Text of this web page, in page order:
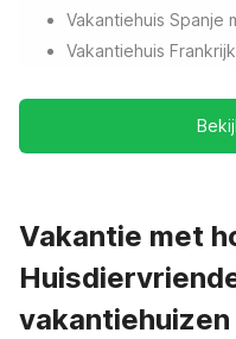
Vakantiehuis Spanje
Vakantiehuis
Vakantie met
vakantiehuizen